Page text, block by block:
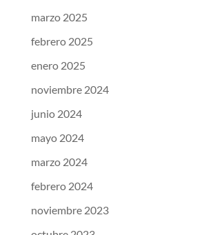
marzo 2025
febrero 2025
enero 2025
noviembre 2024
junio 2024
mayo 2024
marzo 2024
febrero 2024
noviembre 2023